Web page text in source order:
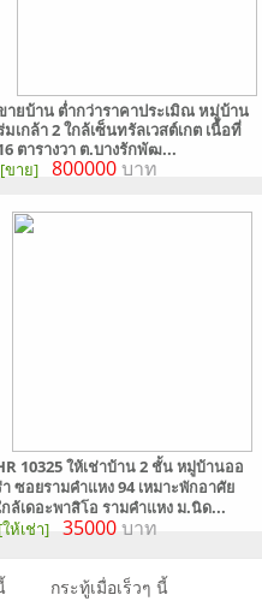
ายบ้าน ต่ำกว่าราคาประเมิณ หมู่บ้าน
มเกล้า 2 ใกล้เซ็นทรัลเวสต์เกต เนื้อที่
ตารางวา ต.บางรักพัฒ...
[ขาย]
800000บาท
10325 ให้เช่าบ้าน 2 ชั้น หมู่บ้านออ
ซอยรามคำแหง 94 เหมาะพักอาศัย
ล้เดอะพาสิโอ รามคำแหง ม.นิด...
[ให้เช่า] 35000บาท
กระทู้เมื่อเร็วๆ นี้